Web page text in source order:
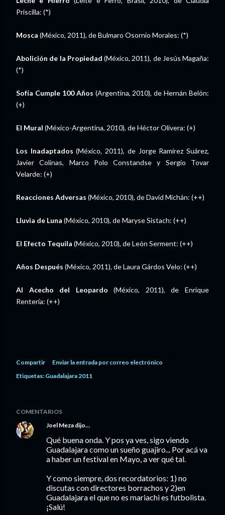
Priscilla: (*)
Mosca (México, 2011), de Bulmaro Osornio Morales: (*)
Abolición de la Propiedad (México, 2011), de Jesús Magaña:
(*)
Sofía Cumple 100 Años (Argentina, 2010), de Hernán Belón:
(+)
El Mural (México-Argentina, 2010), de Héctor Olivera: (+)
Los Inadaptados(México, 2011), de Jorge Ramírez Suárez,
Javier Colinas, Marco Polo Constandse y Sergio Tovar
Velarde: (+)
Reacciones Adversas (México, 2010), de David Michán: (++)
Lluvia de Luna (México, 2010), de Maryse Sistach: (++)
El Efecto Tequila (México, 2010), de León Serment: (++)
Años Después (México, 2011), de Laura Gárdos Velo: (++)
Al Acecho del Leopardo (México, 2011), de Enrique
Rentería: (++)
Compartir
Enviar la entrada por correo electrónico
Etiquetas: Guadalajara 2011
COMENTARIOS
Joel Meza dijo…
Qué buena onda. Y pos ya ves, sigo viendo
Guadalajara como un sueño guajiro... Por acá va
a haber un festival en Mayo, a ver qué tal.
Y como siempre, dos recordatorios: 1) no
discutas con directores borrachos y 2)en
Guadalajara el que no es mariachi es futbolista.
¡Salú!